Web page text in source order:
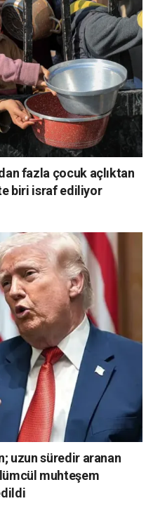
fazla çocuk açlıktan
biri israf ediliyor
uzun süredir aranan
muhteşem